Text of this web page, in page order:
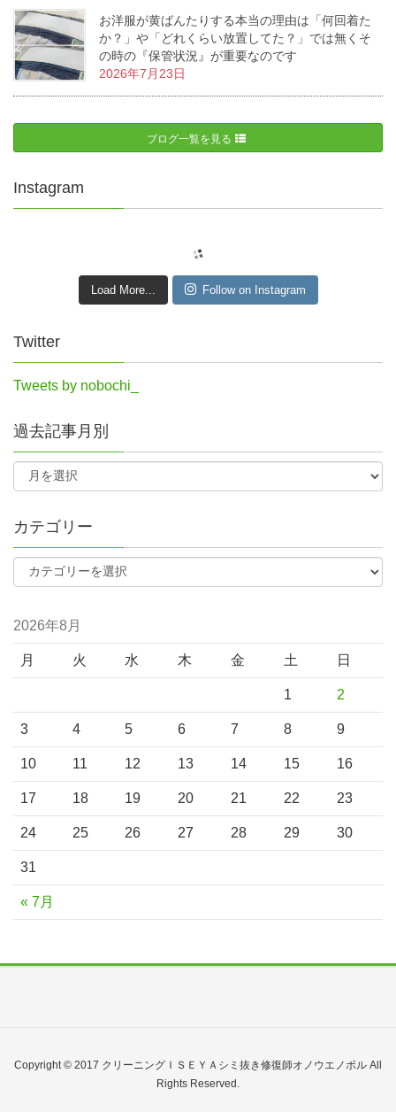
お洋服が黄ばんたりする本当の理由は「何回着た
か？」や「どれくらい放置してた？」では無くそ
の時の『保管状況』が重要なのです
2026年7月23日
ブログ一覧を見る
Instagram
Load More... Follow on Instagram
Twitter
Tweets by nobochi_
過去記事月別
カテゴリー
2026年8月
月 火 水 木 金 土 日
« 7月
1 2
3 4 5 6 7 8 9
10 11 12 13 14 15 16
17 18 19 20 21 22 23
24 25 26 27 28 29 30
31
Copyright © 2017 クリーニングＩＳＥＹＡシミ抜き修復師オノウエノボル All
Rights Reserved.